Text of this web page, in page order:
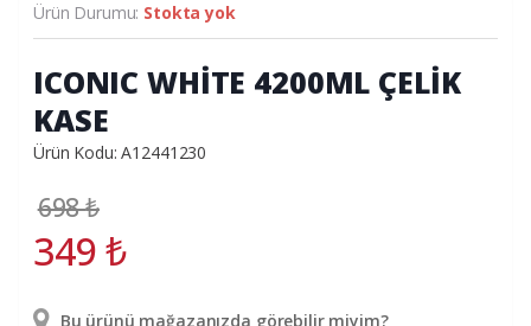
Ürün Durumu: Stokta yok
ICONIC WHİTE 4200ML ÇELİK
KASE
Ürün Kodu: A12441230
698₺
349₺
Bu ürünü mağazanızda görebilir miyim?